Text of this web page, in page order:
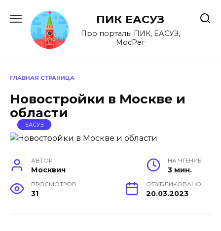
содержанию
ПИК ЕАСУЗ
Про порталы ПИК, ЕАСУЗ,
МосРег
ГЛАВНАЯ СТРАНИЦА
Новостройки в Москве и
области
ЕАСУЗ
АВТОР
Москвич
НА ЧТЕНИЕ
3 мин.
ПРОСМОТРОВ
31
ОПУБЛИКОВАНО
20.03.2023